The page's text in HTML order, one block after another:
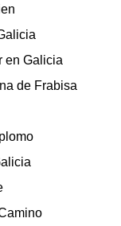
en Galicia
de Frabisa